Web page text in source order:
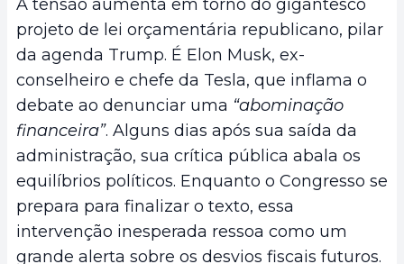
A tensão aumenta em torno do gigantesco
projeto de lei orçamentária republicano, pilar
da agenda Trump. É Elon Musk, ex-
conselheiro e chefe da Tesla, que inflama o
debate ao denunciar uma “abominação
financeira”. Alguns dias após sua saída da
administração, sua crítica pública abala os
equilíbrios políticos. Enquanto o Congresso se
prepara para finalizar o texto, essa
intervenção inesperada ressoa como um
grande alerta sobre os desvios fiscais futuros.